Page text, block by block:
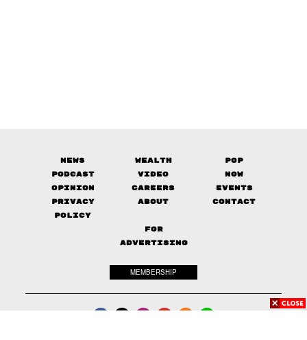
News Wealth
Pop
Podcast
Video
Now
Opinion
Careers
Events
Privacy
Policy
About Contact
FOR
ADVERTISING
MEMBERSHIP